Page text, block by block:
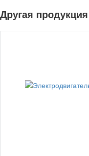
Другая продукция